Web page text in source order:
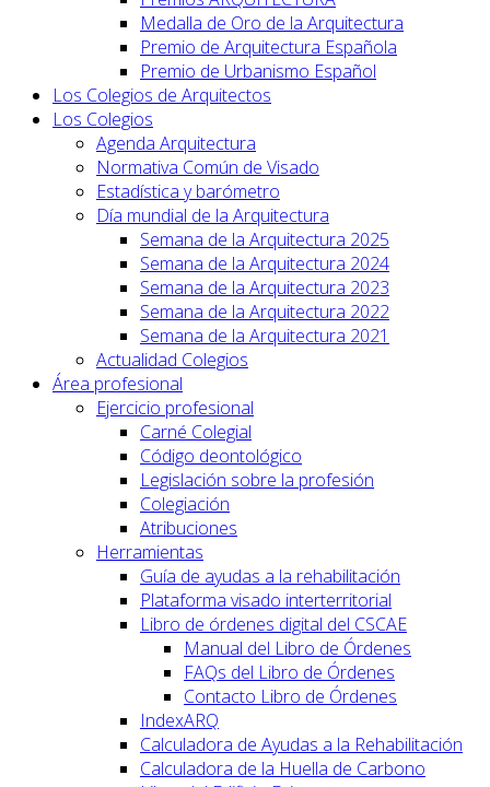
Medalla de Oro de la Arquitectura
Premio de Arquitectura Española
Premio de Urbanismo Español
Los Colegios de Arquitectos
Los Colegios
Agenda Arquitectura
Normativa Común de Visado
Estadística y barómetro
Día mundial de la Arquitectura
Semana de la Arquitectura 2025
Semana de la Arquitectura 2024
Semana de la Arquitectura 2023
Semana de la Arquitectura 2022
Semana de la Arquitectura 2021
Actualidad Colegios
Área profesional
Ejercicio profesional
Carné Colegial
Código deontológico
Legislación sobre la profesión
Colegiación
Atribuciones
Herramientas
Guía de ayudas a la rehabilitación
Plataforma visado interterritorial
Libro de órdenes digital del CSCAE
Manual del Libro de Órdenes
FAQs del Libro de Órdenes
Contacto Libro de Órdenes
IndexARQ
Calculadora de Ayudas a la Rehabilitación
Calculadora de la Huella de Carbono